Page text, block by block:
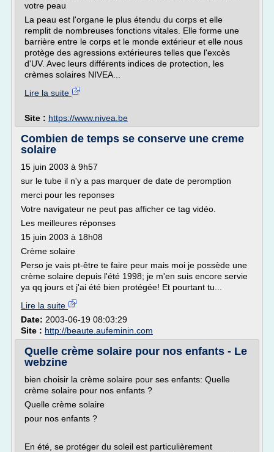
votre peau
La peau est l'organe le plus étendu du corps et elle
remplit de nombreuses fonctions vitales. Elle forme une
barrière entre le corps et le monde extérieur et elle nous
protège des agressions extérieures telles que l'excès
d'UV. Avec leurs différents indices de protection, les
crèmes solaires NIVEA...
Lire la suite
Site : https://www.nivea.be
Combien de temps se conserve une creme
solaire
15 juin 2003 à 9h57
sur le tube il n'y a pas marquer de date de peromption
merci pour les reponses
Votre navigateur ne peut pas afficher ce tag vidéo.
Les meilleures réponses
15 juin 2003 à 18h08
Crème solaire
Perso je vais pt-être te faire peur mais moi je possède une
crème solaire depuis l'été 1998; je m'en suis encore servie
ya qq jours et j'ai été bien protégée! Et pourtant tu...
Lire la suite
Date: 2003-06-19 08:03:29
Site : http://beaute.aufeminin.com
Quelle crème solaire pour nos enfants - Le
webzine
bien choisir la crème solaire pour ses enfants: Quelle
crème solaire pour nos enfants ?
Quelle crème solaire
pour nos enfants ?
En été, se protéger du soleil est particulièrement